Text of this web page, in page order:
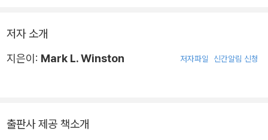
저자 소개
지은이: Mark L. Winston 저자파일 신간알림 신청
출판사 제공 책소개